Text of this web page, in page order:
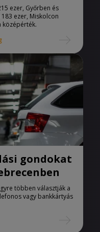
ezer, Győrben és
ezer, Miskolcon
középérték.
gondokat
többen választják a
vagy bankkártyás